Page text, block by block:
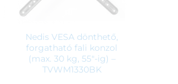
Nedis VESA dönthető,
forgatható fali konzol
(max. 30 kg, 55″-ig) –
TVWM1330BK